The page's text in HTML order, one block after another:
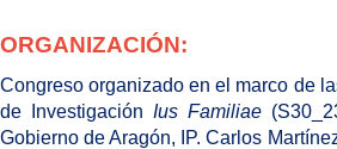
ORGANIZACIÓN:
Congreso organizado en el marco de
de Investigación Ius Familiae
Gobierno de Aragón, IP. Carlos